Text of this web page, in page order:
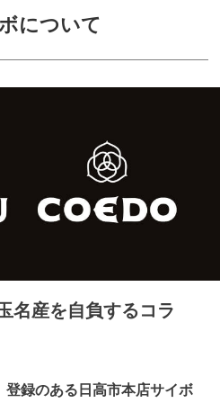
について
名産を自負するコラ
登録のある日高市本店サイボ